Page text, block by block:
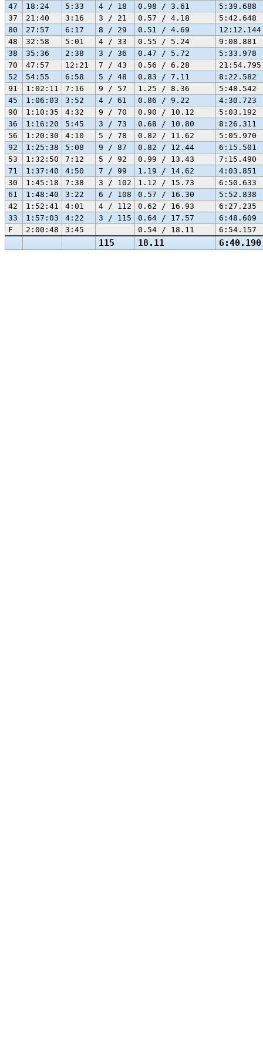
115 18.11 6:40.190
47
18:24 5:33 4 / 18 0.98 / 3.61
5:39.688
37
21:40 3:16 3 / 21 0.57 / 4.18
5:42.648
80
27:57 6:17 8 / 29 0.51 / 4.69
12:12.144
48
32:58 5:01 4 / 33 0.55 / 5.24
9:08.881
38
35:36 2:38 3 / 36 0.47 / 5.72
5:33.978
70
47:57 12:21 7 / 43 0.56 / 6.28
21:54.795
52
54:55 6:58 5 / 48 0.83 / 7.11
8:22.582
91
1:02:11 7:16 9 / 57 1.25 / 8.36
5:48.542
45
1:06:03 3:52 4 / 61 0.86 / 9.22
4:30.723
90
1:10:35 4:32 9 / 70 0.90 / 10.12
5:03.192
36
1:16:20 5:45 3 / 73 0.68 / 10.80
8:26.311
56
1:20:30 4:10 5 / 78 0.82 / 11.62
5:05.970
92
1:25:38 5:08 9 / 87 0.82 / 12.44
6:15.501
53
1:32:50 7:12 5 / 92 0.99 / 13.43
7:15.490
71
1:37:40 4:50 7 / 99 1.19 / 14.62
4:03.851
30
1:45:18 7:38 3 / 102 1.12 / 15.73
6:50.633
61
1:48:40 3:22 6 / 108 0.57 / 16.30
5:52.838
42
1:52:41 4:01 4 / 112 0.62 / 16.93
6:27.235
33
1:57:03 4:22 3 / 115 0.64 / 17.57
6:48.609
F
2:00:48 3:45 0.54 / 18.11 6:54.157